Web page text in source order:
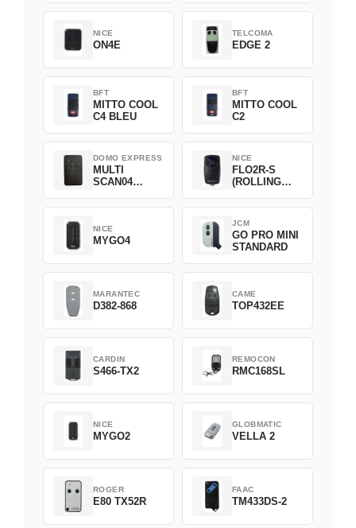
NICE
ON4E
TELCOMA
EDGE 2
BFT
MITTO COOL
C4 BLEU
BFT
MITTO COOL
C2
DOMO EXPRESS
MULTI
SCAN04
NICE
FLO2R-S
(ROLLING
NICE
MYGO4
JCM
GO PRO MINI
STANDARD
MARANTEC
D382-868
CAME
TOP432EE
CARDIN
S466-TX2
REMOCON
RMC168SL
NICE
MYGO2
GLOBMATIC
VELLA 2
ROGER
E80 TX52R
FAAC
TM433DS-2